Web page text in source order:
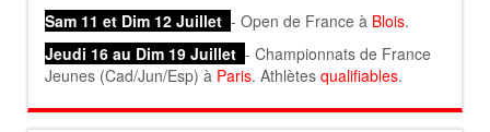
Sam 11 et Dim 12 Juillet - Open de France à Blois.
Jeudi 16 au Dim 19 Juillet - Championnats de France
Jeunes (Cad/Jun/Esp) à Paris. Athlètes qualifiables.